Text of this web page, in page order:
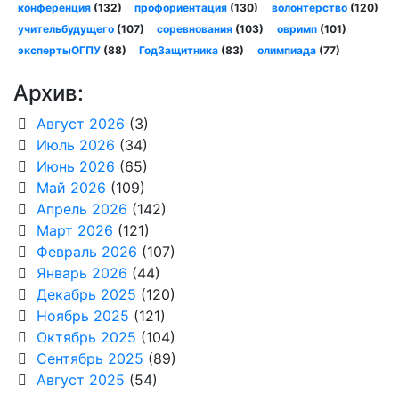
конференция(132) профориентация (130) волонтерство(120)
учительбудущего(107) соревнования (103) овримп(101)
экспертыОГПУ(88) ГодЗащитника (83) олимпиада(77)
Архив:
Август 2026 (3)
Июль 2026 (34)
Июнь 2026 (65)
Май 2026 (109)
Апрель 2026 (142)
Март 2026 (121)
Февраль 2026 (107)
Январь 2026 (44)
Декабрь 2025 (120)
Ноябрь 2025 (121)
Октябрь 2025 (104)
Сентябрь 2025 (89)
Август 2025 (54)